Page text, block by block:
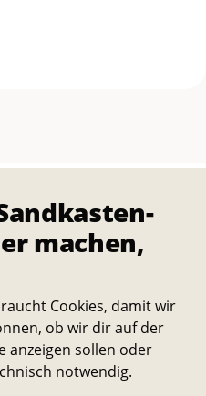
meets Tauschbörse
für alle, die ein Interesse
Campus und in der
nachhaltiger zu machen.
und
machen,
Cookies, damit wir
ob wir dir auf der
anzeigen sollen oder
notwendig.